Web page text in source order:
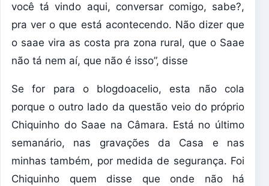
você tá vindo aqui, conversar comigo, sabe?,
pra ver o que está acontecendo. Não dizer que
o saae vira as costa pra zona rural, que o Saae
não tá nem aí, que não é isso”, disse
Se for para o blogdoacelio, esta não cola
porque o outro lado da questão veio do próprio
Chiquinho do Saae na Câmara. Está no último
semanário, nas gravações da Casa e nas
minhas também, por medida de segurança. Foi
Chiquinho quem disse que onde não há